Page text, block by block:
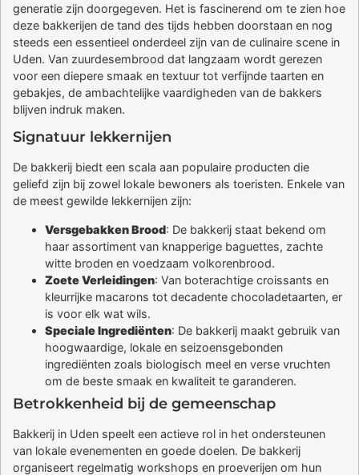
generatie zijn doorgegeven. Het is fascinerend om te zien hoe
deze bakkerijen de tand des tijds hebben doorstaan en nog
steeds een essentieel onderdeel zijn van de culinaire scene in
Uden. Van zuurdesembrood dat langzaam wordt gerezen
voor een diepere smaak en textuur tot verfijnde taarten en
gebakjes, de ambachtelijke vaardigheden van de bakkers
blijven indruk maken.
Signatuur lekkernijen
De bakkerij biedt een scala aan populaire producten die
geliefd zijn bij zowel lokale bewoners als toeristen. Enkele van
de meest gewilde lekkernijen zijn:
Versgebakken Brood: De bakkerij staat bekend om
haar assortiment van knapperige baguettes, zachte
witte broden en voedzaam volkorenbrood.
Zoete Verleidingen: Van boterachtige croissants en
kleurrijke macarons tot decadente chocoladetaarten, er
is voor elk wat wils.
Speciale Ingrediënten: De bakkerij maakt gebruik van
hoogwaardige, lokale en seizoensgebonden
ingrediënten zoals biologisch meel en verse vruchten
om de beste smaak en kwaliteit te garanderen.
Betrokkenheid bij de gemeenschap
Bakkerij in Uden speelt een actieve rol in het ondersteunen
van lokale evenementen en goede doelen. De bakkerij
organiseert regelmatig workshops en proeverijen om hun